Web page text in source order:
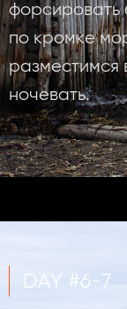
форсировать
по кромке
разместимся
ночевать.
DAY #6-7